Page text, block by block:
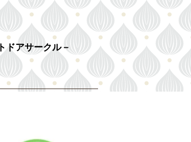
ドアサークル－